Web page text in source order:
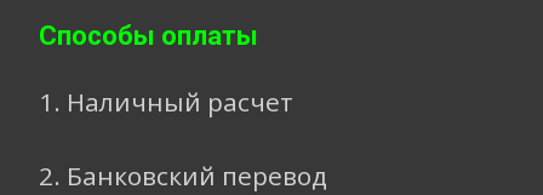
Способы оплаты
1. Наличный расчет
2. Банковский перевод